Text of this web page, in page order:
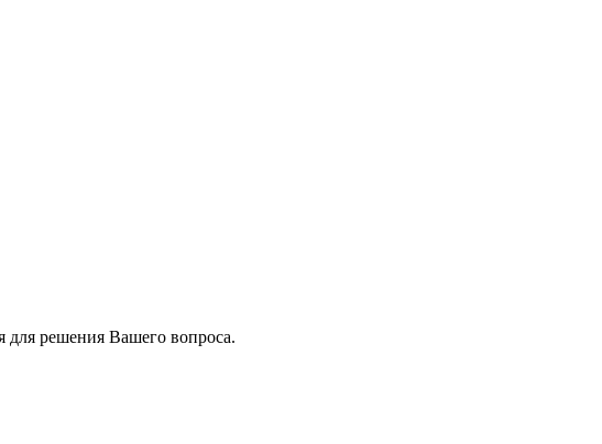
для решения Вашего вопроса.